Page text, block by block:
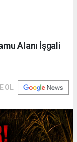
Alanı İşgali
OL